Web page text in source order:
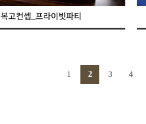
복고컨셉_프라이빗파티
1 2 3 4